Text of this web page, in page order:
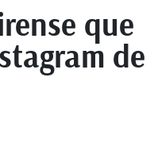
que
de